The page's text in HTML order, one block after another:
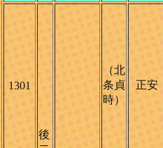
1301
後
（北
条貞
時）
正安